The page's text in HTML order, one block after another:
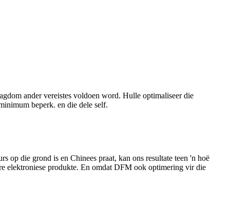
ander vereistes voldoen word. Hulle optimaliseer die
beperk. en die dele self.
op die grond is en Chinees praat, kan ons resultate teen 'n hoë
elektroniese produkte. En omdat DFM ook optimering vir die